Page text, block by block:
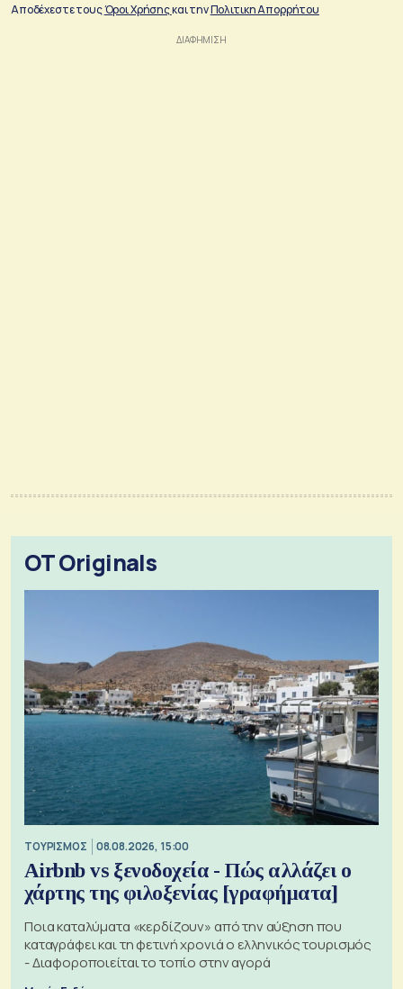
Αποδέχεστε τουςΌροι Χρήσηςκαι τηνΠολιτικη Απορρήτου
OT Originals
ΤΟΥΡΙΣΜΟΣ 08.08.2026, 15:00
Airbnb vs ξενοδοχεία - Πώς αλλάζει ο
χάρτης της φιλοξενίας [γραφήματα]
Ποια καταλύματα «κερδίζουν» από την αύξηση που
καταγράφει και τη φετινή χρονιά ο ελληνικός τουρισμός
- Διαφοροποιείται το τοπίο στην αγορά